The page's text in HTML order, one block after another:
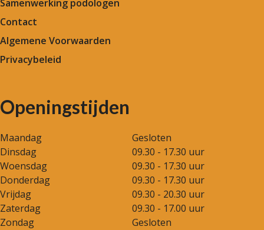
Samenwerking podologen
Contact
Algemene Voorwaarden
Privacybeleid
Openingstijden
Maandag
Gesloten
Dinsdag
09.30 - 17.30 uur
Woensdag
09.30 - 17.30 uur
Donderdag
09.30 - 17.30 uur
Vrijdag
09.30 - 20.30 uur
Zaterdag
09.30 - 17.00 uur
Zondag
Gesloten